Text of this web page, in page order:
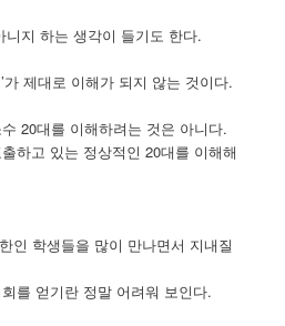
지 하는 생각이 들기도 한다.
가 제대로 이해가 되지 않는 것이다.
20대를 이해하려는 것은 아니다.
하고 있는 정상적인 20대를 이해해
인 학생들을 많이 만나면서 지내질
를 얻기란 정말 어려워 보인다.